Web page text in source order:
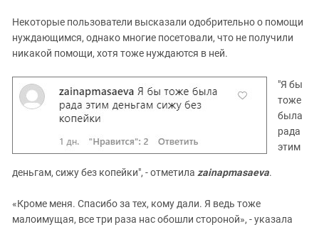
Некоторые пользователи высказали одобрительно о помощи
нуждающимся, однако многие посетовали, что не получили
никакой помощи, хотя тоже нуждаются в ней.
"Я бы
тоже
была
рада
этим
деньгам, сижу без копейки", - отметила zainapmasaeva.
«Кроме меня. Спасибо за тех, кому дали. Я ведь тоже
малоимущая, все три раза нас обошли стороной», - указала